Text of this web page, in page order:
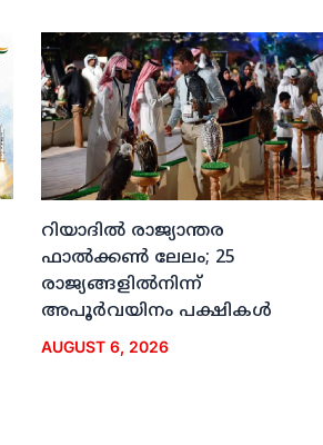
റിയാദില്‍ രാജ്യാന്തര
ഫാല്‍ക്കണ്‍ ലേലം; 25
രാജ്യങ്ങളില്‍നിന്ന്
അപൂര്‍വയിനം പക്ഷികള്‍
AUGUST 6, 2026